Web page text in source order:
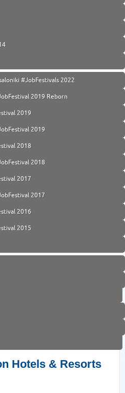
#JobFestivals 2022
2019 Reborn
2019
2019
2018
2018
2017
2017
2016
2015
Hotels & Resorts